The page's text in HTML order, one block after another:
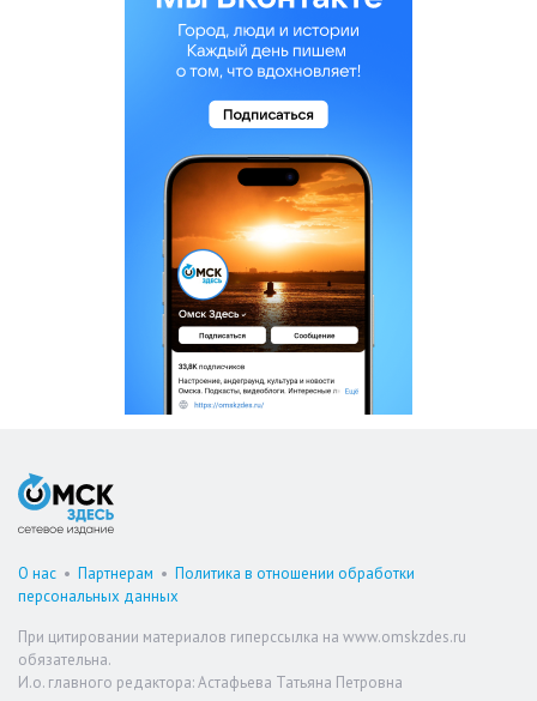
О нас • Партнерам • Политика в отношении обработки
персональных данных
При цитировании материалов гиперссылка на www.omskzdes.ru
обязательна.
И.о. главного редактора: Астафьева Татьяна Петровна